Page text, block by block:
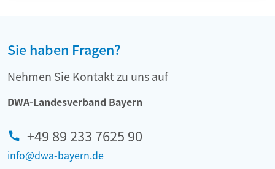
Sie haben Fragen?
Nehmen Sie Kontakt zu uns auf
DWA-Landesverband Bayern
+49 89 233 7625 90
info@dwa-bayern.de